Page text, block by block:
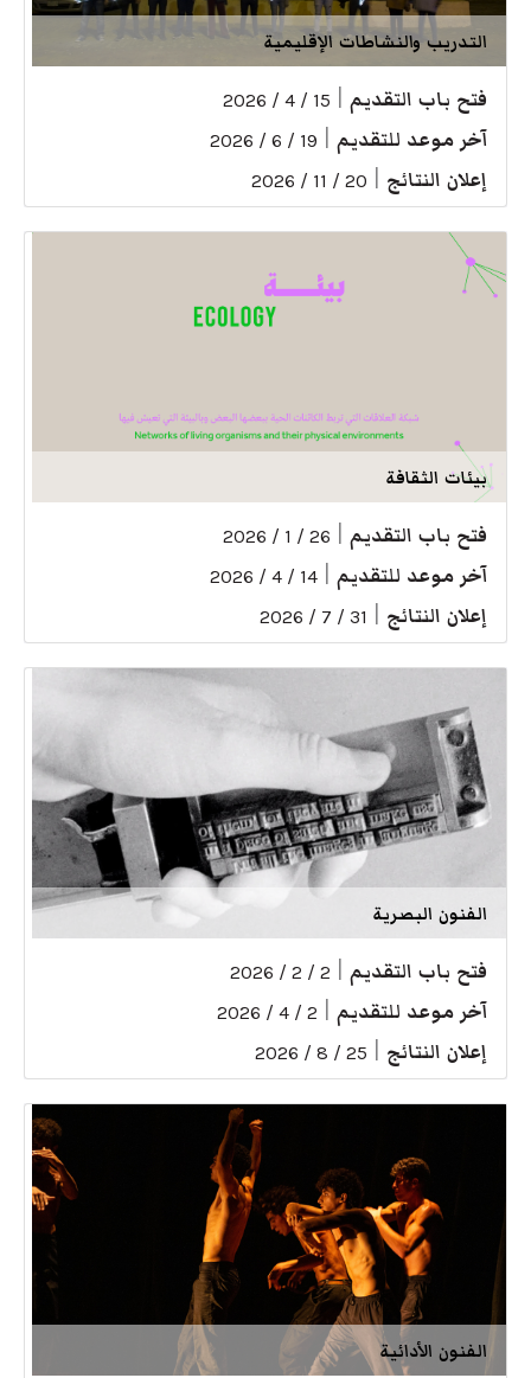
التدريب والنشاطات الإقليمية
فتح باب التقديم 15 / 4 / 2026
آخر موعد للتقديم 19 / 6 / 2026
إعلان النتائج 20 / 11 / 2026
بيئات الثقافة
فتح باب التقديم 26 / 1 / 2026
آخر موعد للتقديم 14 / 4 / 2026
إعلان النتائج 31 / 7 / 2026
الفنون البصرية
فتح باب التقديم 2 / 2 / 2026
آخر موعد للتقديم 2 / 4 / 2026
إعلان النتائج 25 / 8 / 2026
الفنون الأدائية